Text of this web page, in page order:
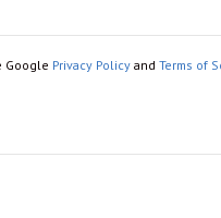
Google Privacy Policy and Terms of